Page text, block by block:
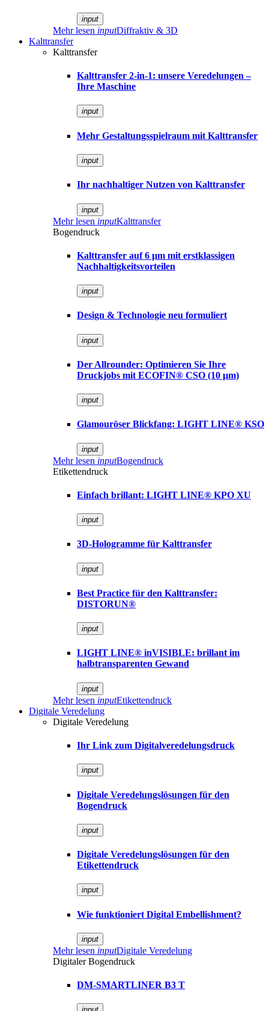
input
Mehr lesen inputDiffraktiv & 3D
Kalttransfer
Kalttransfer
Kalttransfer 2-in-1: unsere Veredelungen –
Ihre Maschine
input
Mehr Gestaltungsspielraum mit Kalttransfer
input
Ihr nachhaltiger Nutzen von Kalttransfer
input
Mehr lesen inputKalttransfer
Bogendruck
Kalttransfer auf 6 µm mit erstklassigen
Nachhaltigkeitsvorteilen
input
Design & Technologie neu formuliert
input
Der Allrounder: Optimieren Sie Ihre
Druckjobs mit ECOFIN® CSO (10 µm)
input
Glamouröser Blickfang: LIGHT LINE® KSO
input
Mehr lesen inputBogendruck
Etikettendruck
Einfach brillant: LIGHT LINE® KPO XU
input
3D-Hologramme für Kalttransfer
input
Best Practice für den Kalttransfer:
DISTORUN®
input
LIGHT LINE® inVISIBLE: brillant im
halbtransparenten Gewand
input
Mehr lesen inputEtikettendruck
Digitale Veredelung
Digitale Veredelung
Ihr Link zum Digitalveredelungsdruck
input
Digitale Veredelungslösungen für den
Bogendruck
input
Digitale Veredelungslösungen für den
Etikettendruck
input
Wie funktioniert Digital Embellishment?
input
Mehr lesen inputDigitale Veredelung
Digitaler Bogendruck
DM-SMARTLINER B3 T